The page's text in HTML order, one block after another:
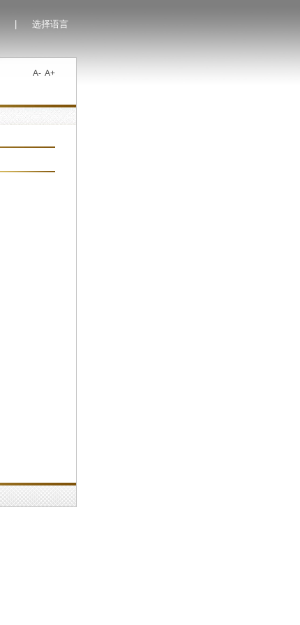
选择语言
A+
A-